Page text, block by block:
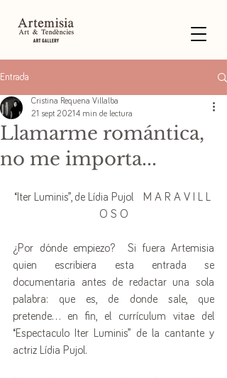
Entrada
Llamarme romántica,
no me importa...
Cristina Requena Villalba
21 sept 2021 4 min de lectura
“Iter Luminis”, de Lídia Pujol   M A R A V I L L
O S O
¿Por dónde empiezo?  Si fuera Artemisia
quien escribiera esta entrada se
documentaria antes de redactar una sola
palabra: que es, de donde sale, que
pretende... en fin, el currículum vitae del
“Espectaculo Iter Luminis” de la cantante y
actriz Lídia Pujol.